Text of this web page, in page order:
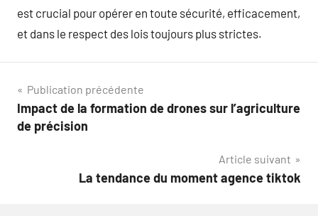
est crucial pour opérer en toute sécurité, efficacement,
et dans le respect des lois toujours plus strictes.
Navigation
de
Publication précédente
Impact de la formation de drones sur l’agriculture
de précision
Article suivant
La tendance du moment agence tiktok